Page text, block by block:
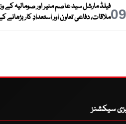
09فیلڈ مارشل سید عاصم منیر اور صومالیہ کے
ملاقات، دفاعی تعاون اور استعدادِ کار بڑھانے
سیکشنز